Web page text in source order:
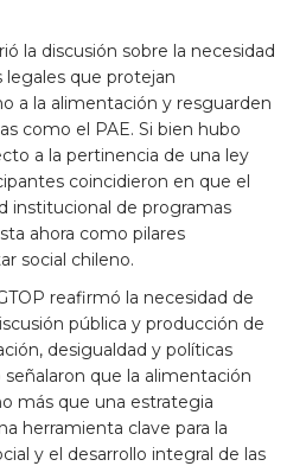
la discusión sobre la necesidad
legales que protejan
a la alimentación y resguarden
como el PAE. Si bien hubo
a la pertinencia de una ley
coincidieron en que el
institucional de programas
ahora como pilares
social chileno.
reafirmó la necesidad de
pública y producción de
desigualdad y políticas
que la alimentación
más que una estrategia
herramienta clave para la
y el desarrollo integral de las